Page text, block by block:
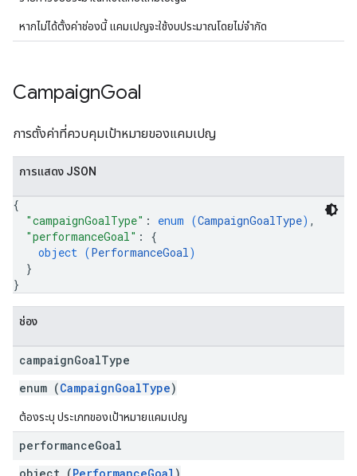
หากไม่ได้ตั้งค่าช่องนี้ แคมเปญจะใช้งบประมาณโดยไม่จำกัด
CampaignGoal
การตั้งค่าที่ควบคุมเป้าหมายของแคมเปญ
การแสดง JSON
{
"campaignGoalType" : enum (CampaignGoalType) ,
"performanceGoal" : {
object (PerformanceGoal)
}
}
ช่อง
campaignGoalType
enum (CampaignGoalType)
ต้องระบุ ประเภทของเป้าหมายแคมเปญ
performanceGoal